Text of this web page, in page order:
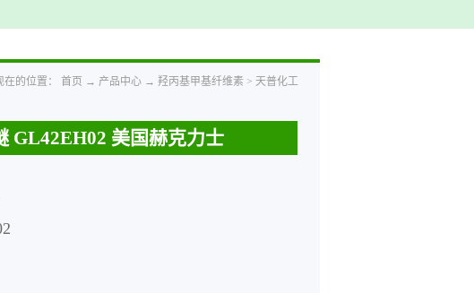
在的位置： 首页 → 产品中心 → 羟丙基甲基纤维素 > 天普化工
GL42EH02 美国赫克力士